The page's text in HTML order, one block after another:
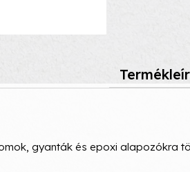
gyanták és epoxi alapozókra